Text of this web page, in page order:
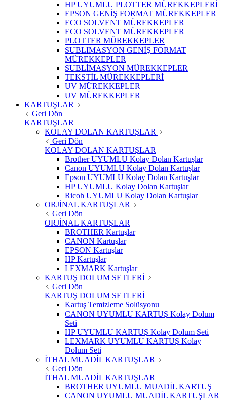
HP UYUMLU PLOTTER MÜREKKEPLERİ
EPSON GENİŞ FORMAT MÜREKKEPLER
ECO SOLVENT MÜREKKEPLER
ECO SOLVENT MÜREKKEPLER
PLOTTER MÜREKKEPLER
SUBLIMASYON GENİŞ FORMAT
MÜREKKEPLER
SUBLİMASYON MÜREKKEPLER
TEKSTİL MÜREKKEPLERİ
UV MÜREKKEPLER
UV MÜREKKEPLER
KARTUŞLAR
Geri Dön
KARTUŞLAR
KOLAY DOLAN KARTUŞLAR
Geri Dön
KOLAY DOLAN KARTUŞLAR
Brother UYUMLU Kolay Dolan Kartuşlar
Canon UYUMLU Kolay Dolan Kartuşlar
Epson UYUMLU Kolay Dolan Kartuşlar
HP UYUMLU Kolay Dolan Kartuşlar
Ricoh UYUMLU Kolay Dolan Kartuşlar
ORJİNAL KARTUŞLAR
Geri Dön
ORJİNAL KARTUŞLAR
BROTHER Kartuşlar
CANON Kartuşlar
EPSON Kartuşlar
HP Kartuşlar
LEXMARK Kartuşlar
KARTUŞ DOLUM SETLERİ
Geri Dön
KARTUŞ DOLUM SETLERİ
Kartuş Temizleme Solüsyonu
CANON UYUMLU KARTUŞ Kolay Dolum
Seti
HP UYUMLU KARTUŞ Kolay Dolum Seti
LEXMARK UYUMLU KARTUŞ Kolay
Dolum Seti
İTHAL MUADİL KARTUŞLAR
Geri Dön
İTHAL MUADİL KARTUŞLAR
BROTHER UYUMLU MUADİL KARTUŞ
CANON UYUMLU MUADİL KARTUŞLAR